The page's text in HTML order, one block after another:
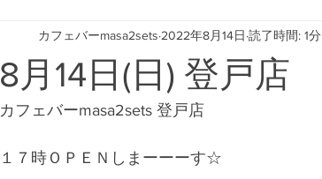
8月14日(日) 登戸店
カフェバーmasa2sets 2022年8月14日 読了時間: 1分
カフェバーmasa2sets 登戸店
１７時ＯＰＥＮしまーーーす☆